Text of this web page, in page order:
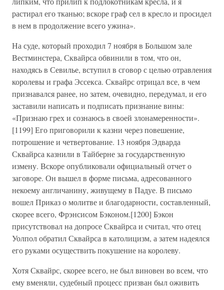
растирал его тканью; вскоре граф сел в кресло и просидел
в нем в продолжение всего ужина».
На суде, который проходил 7 ноября в Большом зале
Вестминстера, Сквайрса обвинили в том, что он,
находясь в Севилье, вступил в сговор с целью отравления
королевы и графа Эссекса. Сквайрс отрицал все, в чем
признавался ранее, но затем, очевидно, передумал, и его
заставили написать и подписать признание вины:
«Признаю грех и сознаюсь в своей злонамеренности».
[1199] Его приговорили к казни через повешение,
потрошение и четвертование. 13 ноября Эдварда
Сквайрса казнили в Тайберне за государственную
измену. Вскоре опубликовали официальный отчет о
заговоре. Он вышел в форме письма, адресованного
некоему англичанину, живущему в Падуе. В письмо
вошел Приказ о молитве и благодарности, составленный,
скорее всего, Фрэнсисом Бэконом.[1200] Бэкон
присутствовал на допросе Сквайрса и считал, что отец
Уолпол обратил Сквайрса в католицизм, а затем надеялся
его руками осуществить покушение на королеву.
Хотя Сквайрс, скорее всего, не был виновен во всем, что
ему вменяли, судебный процесс призван был оживить